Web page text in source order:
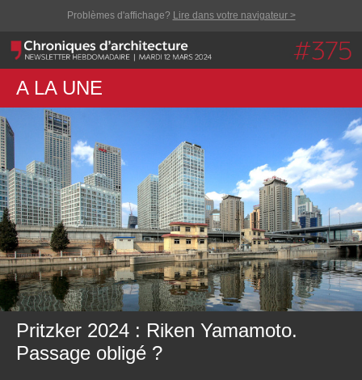
Problèmes d'affichage? Lire dans votre navigateur >
A LA UNE
Pritzker 2024 : Riken Yamamoto.
Passage obligé ?